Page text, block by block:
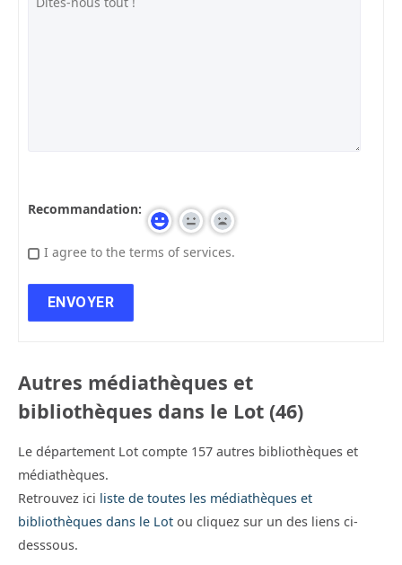
Recommandation:
I agree to the terms of services.
Autres médiathèques et
bibliothèques dans le Lot (46)
Le département Lot compte 157 autres bibliothèques et
médiathèques.
Retrouvez ici liste de toutes les médiathèques et
bibliothèques dans le Lot ou cliquez sur un des liens ci-
desssous.